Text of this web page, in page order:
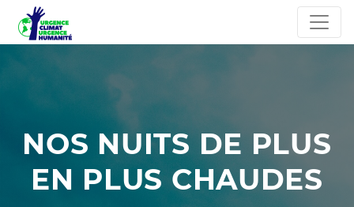
NOS NUITS DE PLUS
EN PLUS CHAUDES